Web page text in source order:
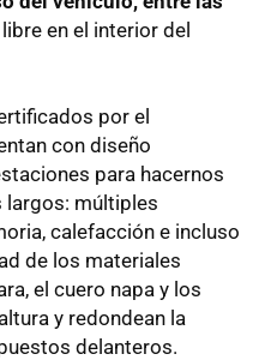
en el interior del
por el
con diseño
para hacernos
largos: múltiples
calefacción e incluso
de los materiales
el cuero napa y los
y redondean la
delanteros.